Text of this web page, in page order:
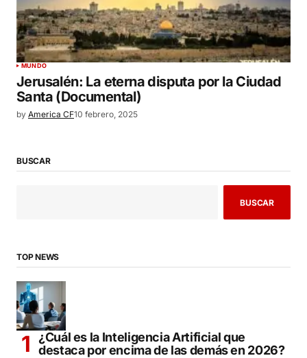
MUNDO
Jerusalén: La eterna disputa por la Ciudad
Santa (Documental)
by America CF10 febrero, 2025
BUSCAR
BUSCAR
TOP NEWS
¿Cuál es la Inteligencia Artificial que
destaca por encima de las demás en 2026?